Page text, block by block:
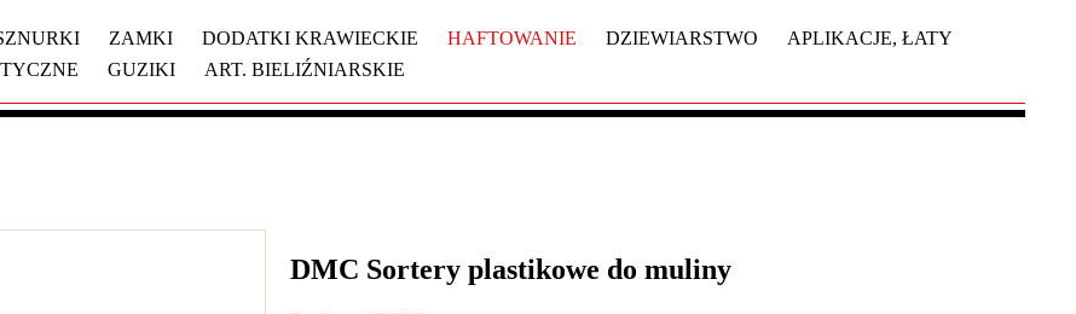
ZAMKI DODATKI KRAWIECKIE HAFTOWANIE DZIEWIARSTWO
APLIKACJE, ŁATY
GUZIKI ART. BIELIŹNIARSKIE
DMC Sortery plastikowe do muliny